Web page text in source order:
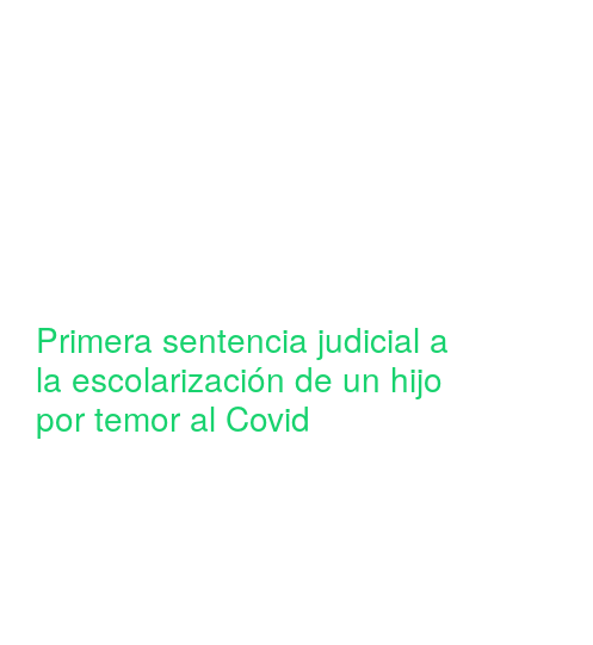
Primera sentencia judicial a
la escolarización de un hijo
por temor al Covid